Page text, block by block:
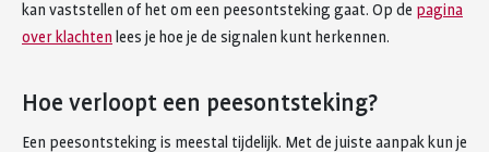
kan vaststellen of het om een peesontsteking gaat. Op de pagina
over klachten lees je hoe je de signalen kunt herkennen.
Hoe verloopt een peesontsteking?
Een peesontsteking is meestal tijdelijk. Met de juiste aanpak kun je